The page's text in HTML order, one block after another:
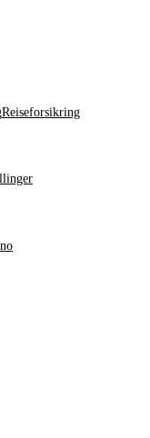
Reiseforsikring